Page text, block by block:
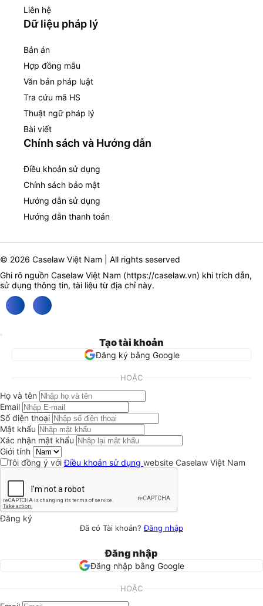
Liên hệ
Dữ liệu pháp lý
Bản án
Hợp đồng mẫu
Văn bản pháp luật
Tra cứu mã HS
Thuật ngữ pháp lý
Bài viết
Chính sách và Hướng dẫn
Điều khoản sử dụng
Chính sách bảo mật
Hướng dẫn sử dụng
Hướng dẫn thanh toán
© 2026 Caselaw Việt Nam | All rights seserved
Ghi rõ nguồn Caselaw Việt Nam (https://caselaw.vn) khi trích dẫn,
sử dụng thông tin, tài liệu từ địa chỉ này.
Tạo tài khoản
Đăng ký bằng Google
HOẶC
Họ và tên
Email
Số điện thoại
Mật khẩu
Xác nhận mật khẩu
Giới tính
Tôi đồng ý vớiĐiều khoản sử dụng website Caselaw Việt Nam
Đăng ký
Đã có Tài khoản?Đăng nhập
Đăng nhập
Đăng nhập bằng Google
HOẶC